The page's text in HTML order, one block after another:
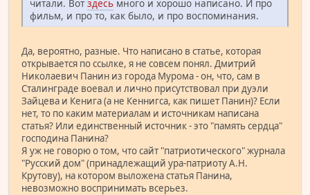
читали. Вотздесь много и хорошо написано. И про
фильм, и про то, как было, и про воспоминания.
Да, вероятно, разные. Что написано в статье, которая
открывается по ссылке, я не совсем понял. Дмитрий
Николаевич Панин из города Мурома - он, что, сам в
Сталинграде воевал и лично присутствовал при дуэли
Зайцева и Кенига (а не Кеннигса, как пишет Панин)? Если
нет, то по каким материалам и источникам написана
статья? Или единственный источник - это "память сердца"
господина Панина?
Я уж не говорю о том, что сайт "патриотического" журнала
"Русский дом" (принадлежащий ура-патриоту А.Н.
Крутову), на котором выложена статья Панина,
невозможно воспринимать всерьез.